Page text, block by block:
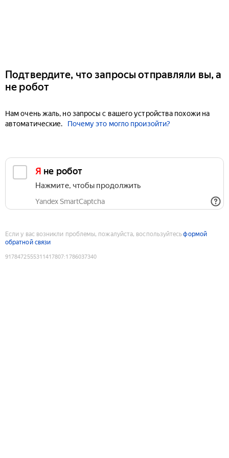
Подтвердите, что запросы отправляли вы, а
не робот
Нам очень жаль, но запросы с вашего устройства похожи на
автоматические.
Почему это могло произойти?
Я не робот
Нажмите, чтобы продолжить
Yandex SmartCaptcha
Если у вас возникли проблемы, пожалуйста, воспользуйтесьформой
обратной связи
9178472555311417807:1786037340